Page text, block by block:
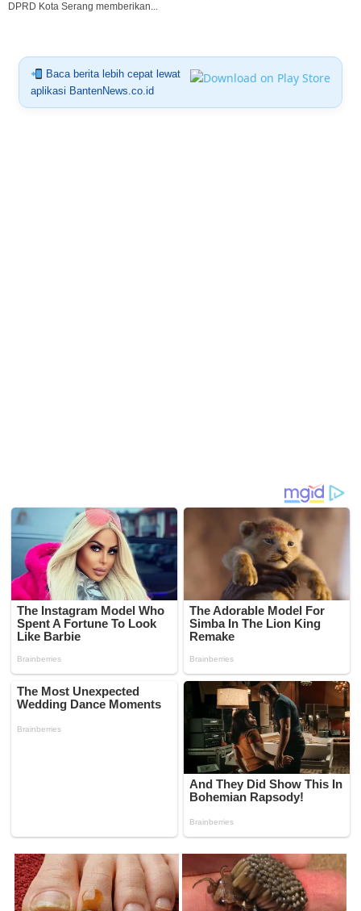
DPRD Kota Serang memberikan...
Baca berita lebih cepat lewat
aplikasi BantenNews.co.id